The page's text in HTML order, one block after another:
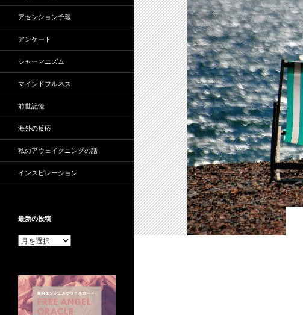
アセンション予報
アンケート
シャーマニズム
マインドフルネス
前世記憶
海外の反応
私のアウェイクニングの話
インスピレーション
最新の投稿
最
稿